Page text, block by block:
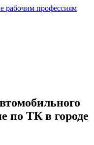
рабочим профессиям
по ТК в городе